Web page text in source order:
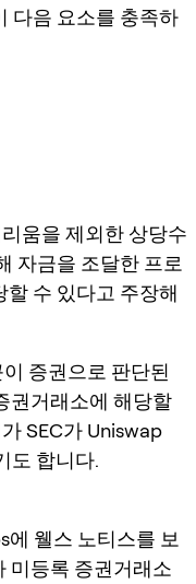
다음 요소를 충족하
움을 제외한 상당수
자금을 조달한 프로
수 있다고 주장해
증권으로 판단된
권거래소에 해당할
SEC가 Uniswap
도 합니다.
에 웰스 노티스를 보
미등록 증권거래소